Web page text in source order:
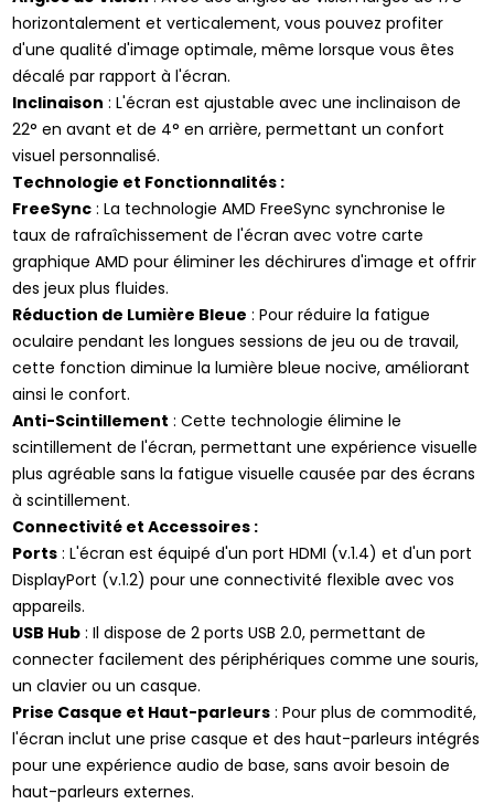
horizontalement et verticalement, vous pouvez profiter
d'une qualité d'image optimale, même lorsque vous êtes
décalé par rapport à l'écran.
Inclinaison : L'écran est ajustable avec une inclinaison de
22° en avant et de 4° en arrière, permettant un confort
visuel personnalisé.
Technologie et Fonctionnalités :
FreeSync : La technologie AMD FreeSync synchronise le
taux de rafraîchissement de l'écran avec votre carte
graphique AMD pour éliminer les déchirures d'image et offrir
des jeux plus fluides.
Réduction de Lumière Bleue : Pour réduire la fatigue
oculaire pendant les longues sessions de jeu ou de travail,
cette fonction diminue la lumière bleue nocive, améliorant
ainsi le confort.
Anti-Scintillement : Cette technologie élimine le
scintillement de l'écran, permettant une expérience visuelle
plus agréable sans la fatigue visuelle causée par des écrans
à scintillement.
Connectivité et Accessoires :
Ports : L'écran est équipé d'un port HDMI (v.1.4) et d'un port
DisplayPort (v.1.2) pour une connectivité flexible avec vos
appareils.
USB Hub : Il dispose de 2 ports USB 2.0, permettant de
connecter facilement des périphériques comme une souris,
un clavier ou un casque.
Prise Casque et Haut-parleurs : Pour plus de commodité,
l'écran inclut une prise casque et des haut-parleurs intégrés
pour une expérience audio de base, sans avoir besoin de
haut-parleurs externes.